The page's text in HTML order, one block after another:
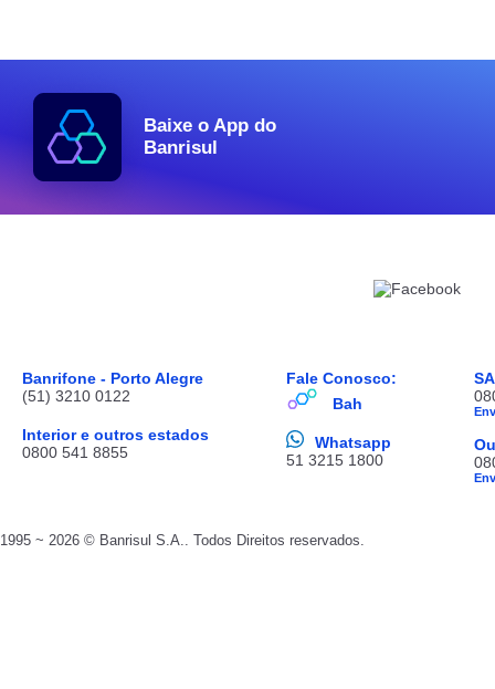
Baixe o App do
Banrisul
Banrifone - Porto Alegre
(51) 3210 0122
Interior e outros estados
0800 541 8855
Fale Conosco:
Bah
Whatsapp
51 3215 1800
1995 ~ 2026 © Banrisul S.A.. Todos Direitos reservados.